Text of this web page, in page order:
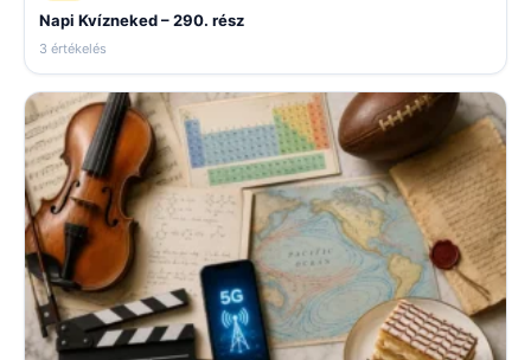
Napi Kvízneked – 290. rész
3 értékelés